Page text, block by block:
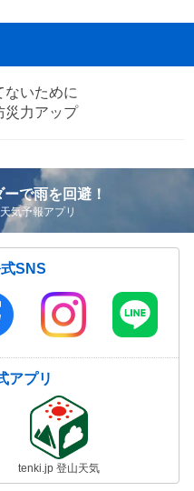
ないために
災力アップ
で雨を回避！
気予報アプリ
SNS
アプリ
tenki.jp 登山天気